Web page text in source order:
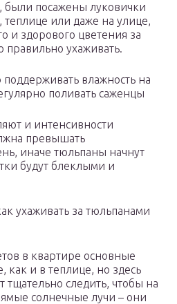
были посажены луковички
, теплице или даже на улице,
и здорового цветения за
правильно ухаживать.
влажность на
поливать саженцы
и интенсивности
превышать
иначе тюльпаны начнут
будут блеклыми и
ухаживать за тюльпанами
в квартире основные
как и в теплице, но здесь
тщательно следить, чтобы на
солнечные лучи – они